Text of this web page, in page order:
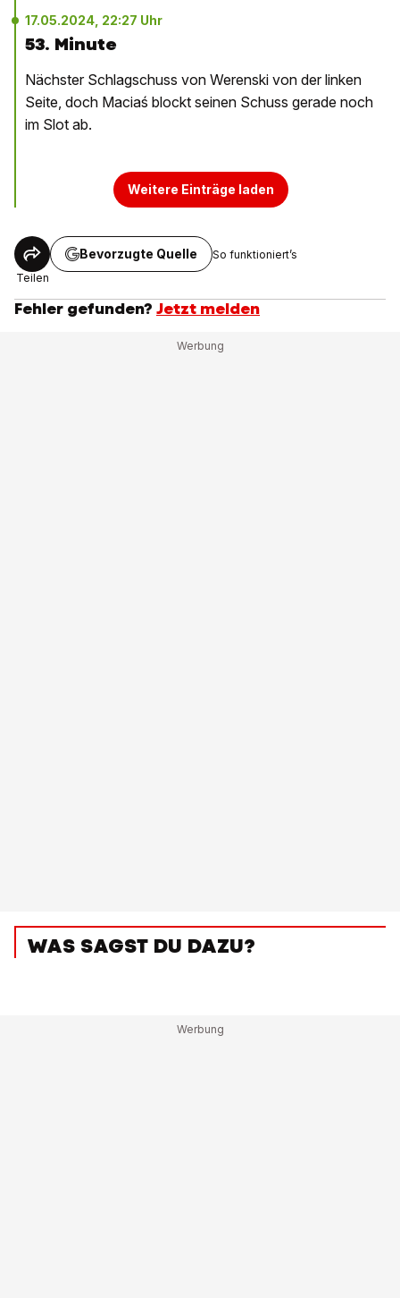
17.05.2024, 22:27 Uhr
53. Minute
Nächster Schlagschuss von Werenski von der linken
Seite, doch Maciaś blockt seinen Schuss gerade noch
im Slot ab.
Weitere Einträge laden
Teilen
Bevorzugte Quelle So funktioniert’s
Fehler gefunden? Jetzt melden
WAS SAGST DU DAZU?